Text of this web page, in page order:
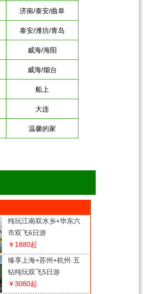
济南/泰安/曲阜
泰安/潍坊/青岛
威海/海阳
威海/烟台
船上
大连
温馨的家
纯玩江南双水乡+华东六
市双飞6日游
￥1880起
臻享上海+苏州+杭州·五
钻纯玩双飞5日游
￥3080起